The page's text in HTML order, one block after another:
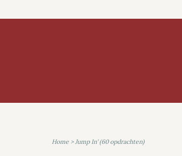
Home >Jump In' (60 opdrachten)